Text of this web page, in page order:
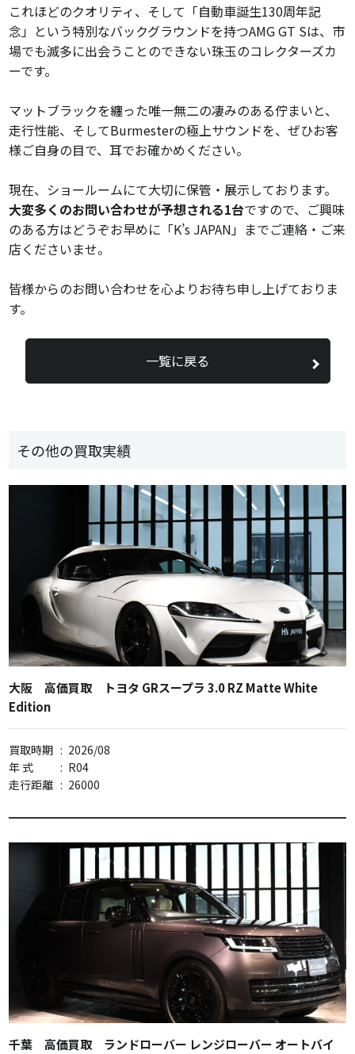
その他の買取実績
大阪 高価買取 トヨタ GRスープラ 3.0 RZ Matte White
Edition
買取時期 : 2026/08
年 式
: R04
走行距離 : 26000
千葉 高価買取 ランドローバー レンジローバー オートバイ
これほどのクオリティ、そして「自動車誕生130周年記
念」という特別なバックグラウンドを持つAMG GT Sは、市
場でも滅多に出会うことのできない珠玉のコレクターズカ
ーです。
マットブラックを纏った唯一無二の凄みのある佇まいと、
走行性能、そしてBurmesterの極上サウンドを、ぜひお客
様ご自身の目で、耳でお確かめください。
現在、ショールームにて大切に保管・展示しております。
大変多くのお問い合わせが予想される1台ですので、ご興味
のある方はどうぞお早めに「K’s JAPAN」までご連絡・ご来
店くださいませ。
皆様からのお問い合わせを心よりお待ち申し上げておりま
す。
一覧に戻る